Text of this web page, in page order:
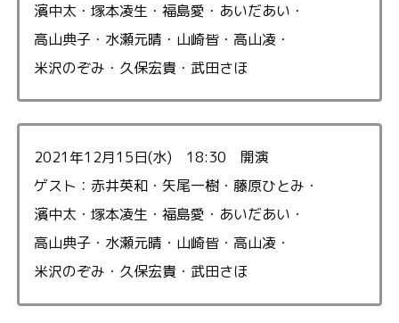
濱中太・塚本凌生・福島愛・あいだあい・
高山典子・水瀬元晴・山崎皆・高山凌・
米沢のぞみ・久保宏貴・武田さほ
2021年12月15日(水) 18:30 開演
ゲスト：赤井英和・矢尾一樹・藤原ひとみ・
濱中太・塚本凌生・福島愛・あいだあい・
高山典子・水瀬元晴・山崎皆・高山凌・
米沢のぞみ・久保宏貴・武田さほ